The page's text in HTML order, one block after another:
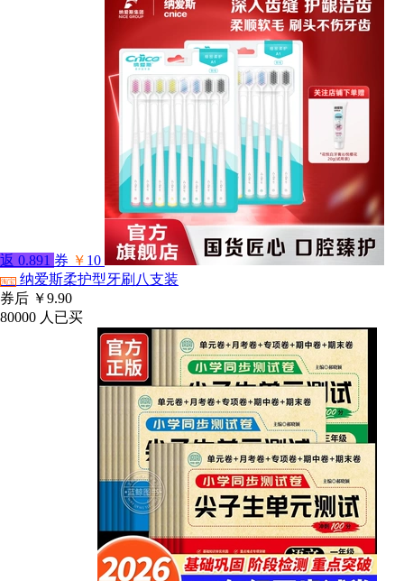
返 0.891 券 ￥ 10
淘宝 纳爱斯柔护型牙刷八支装
券后 ￥9.90
80000 人已买